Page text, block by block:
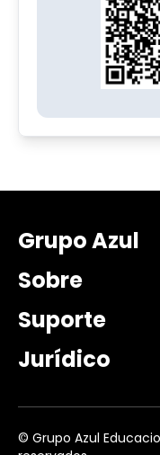
Grupo Azul
Sobre
Suporte
Jurídico
© Grupo Azul